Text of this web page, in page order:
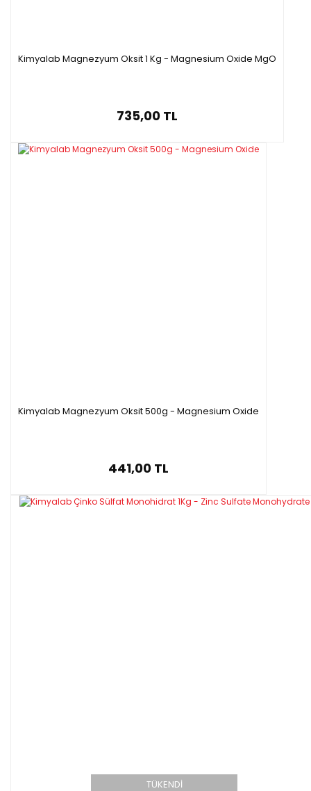
Kimyalab Magnezyum Oksit 1 Kg - Magnesium Oxide MgO
735,00 TL
Kimyalab Magnezyum Oksit 500g - Magnesium Oxide
441,00 TL
TÜKENDİ